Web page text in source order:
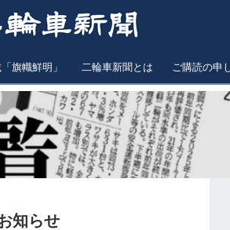
旗幟鮮明」 二輪車新聞とは ご購読の申
知らせ